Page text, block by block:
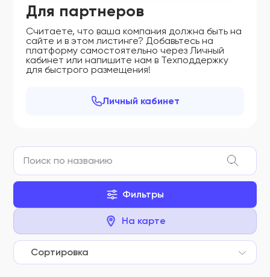
Для партнеров
Считаете, что ваша компания должна быть на
сайте и в этом листинге? Добавьтесь на
платформу самостоятельно через Личный
кабинет или напишите нам в Техподдержку
для быстрого размещения!
Личный кабинет
Фильтры
На карте
Сортировка